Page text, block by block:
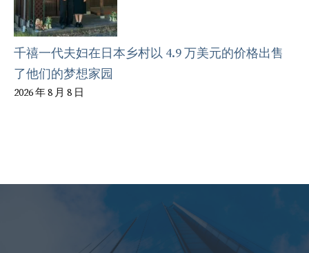
千禧一代夫妇在日本乡村以 4.9 万美元的价格出售
了他们的梦想家园
2026 年 8 月 8 日